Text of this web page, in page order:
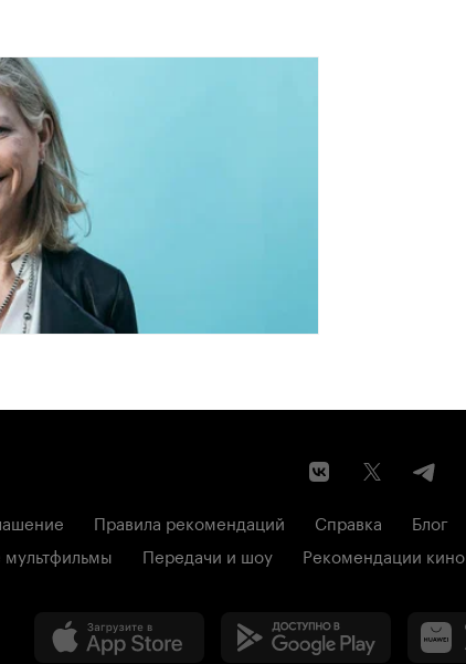
Правила рекомендаций Справка Блог
мультфильмы
Передачи и шоу Рекомендации кино